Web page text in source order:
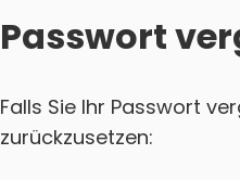
Passwort
Falls Sie Ihr Passwort
zurückzusetzen: